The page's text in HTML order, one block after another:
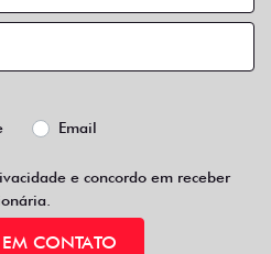
Email
e concordo em receber
EM CONTATO